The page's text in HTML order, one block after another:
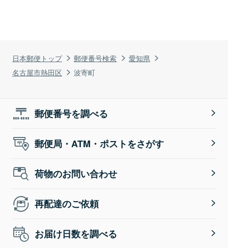
日本郵便トップ 郵便番号検索
愛知県
名古屋市熱田区
波寄町
郵便番号を調べる
郵便局・ATM・ポストをさがす
荷物のお問い合わせ
再配達のご依頼
お届け日数を調べる